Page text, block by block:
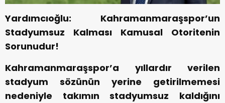
Yardımcıoğlu: Kahramanmaraşspor’un
Stadyumsuz Kalması Kamusal Otoritenin
Sorunudur!
Kahramanmaraşspor’a yıllardır verilen
stadyum sözünün yerine getirilmemesi
nedeniyle takımın stadyumsuz kaldığını